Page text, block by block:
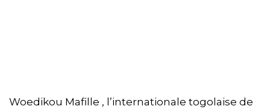
Woedikou Mafille , l’internationale togolaise de